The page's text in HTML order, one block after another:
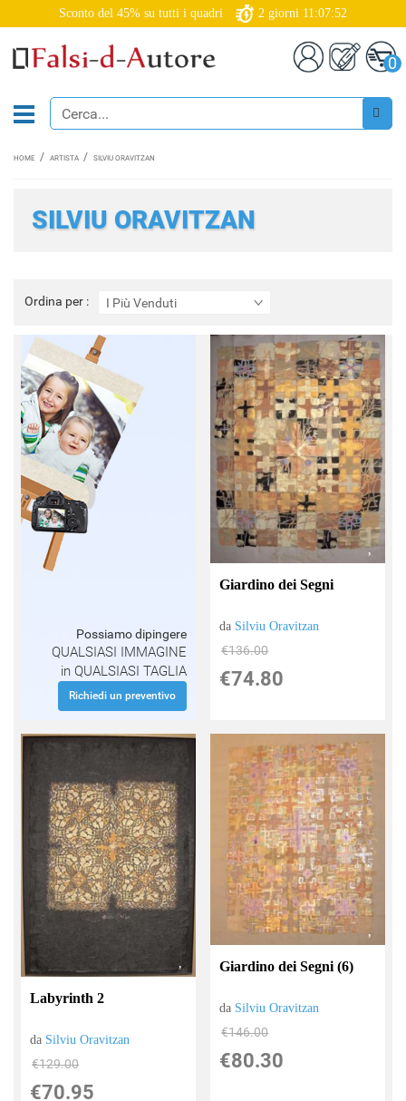
Sconto del 45% su tutti i quadri 2 giorni 11:07:51
0
HOME ARTISTA SILVIU ORAVITZAN
SILVIU ORAVITZAN
Ordina per : I Più Venduti
Ordina
per
Possiamo dipingere
QUALSIASI IMMAGINE
in QUALSIASI TAGLIA
Richiedi un preventivo
Giardino dei Segni
da Silviu Oravitzan
€136.00
€74.80
Labyrinth 2
da Silviu Oravitzan
€129.00
€70.95
Giardino dei Segni (6)
da Silviu Oravitzan
€146.00
€80.30